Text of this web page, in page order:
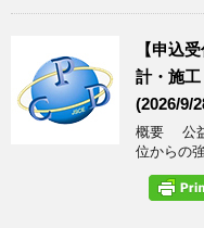
【申込
計・施
(2026/9/
概要 公益
位からの